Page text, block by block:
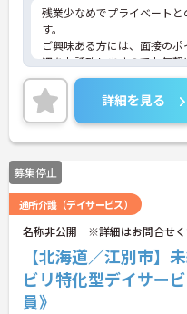
残業少なめでプライベート
す。
ご興味ある方には、面接の
細をお話致しますのでお気
詳細を見る
募集停止
通所介護（デイサービス）
名称非公開 ※詳細はお問合せく
【北海道／江別市】
ビリ特化型デイサー
員》